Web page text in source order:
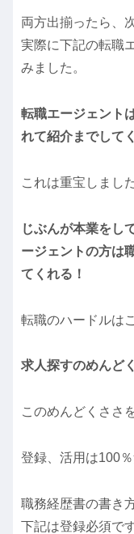
両方出揃ったら、
実際に下記の転職
みました。
転職エージェント
れて紹介までして
これは重宝しまし
じぶんが本業をし
ージェントの方は
てくれる！
転職のハードルは
求人探すのめんど
このめんどくささ
登録、活用は100％
職務経歴書の書き
下記は登録必須で